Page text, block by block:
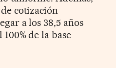
cotización
a los 38,5 años
de la base